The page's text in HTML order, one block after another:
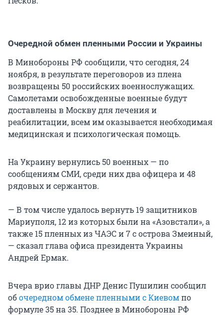
Очередной обмен пленными России и Украины
В Минобороны РФ сообщили, что сегодня, 24
ноября, в результате переговоров из плена
возвращены 50 российских военнослужащих.
Самолетами освобожденные военные будут
доставлены в Москву для лечения и
реабилитации, всем им оказывается необходимая
медицинская и психологическая помощь.
На Украину вернулись 50 военных — по
сообщениям СМИ, среди них два офицера и 48
рядовых и сержантов.
— В том числе удалось вернуть 19 защитников
Мариуполя, 12 из которых были на «Азовстали», а
также 15 пленных из ЧАЭС и 7 с острова Змеиный,
— сказал глава офиса президента Украины
Андрей Ермак.
Вчера врио главы ДНР Денис Пушилин сообщил
обочередном обмене пленными с Киевомпо
формуле 35 на 35. Позднее в Минобороны РФ